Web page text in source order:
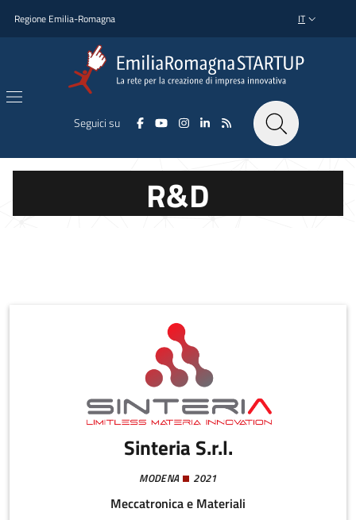
Regione Emilia-Romagna SELETTORE
IT
Seguici su
R&D
Sinteria S.r.l.
MODENA 2021
Meccatronica e Materiali